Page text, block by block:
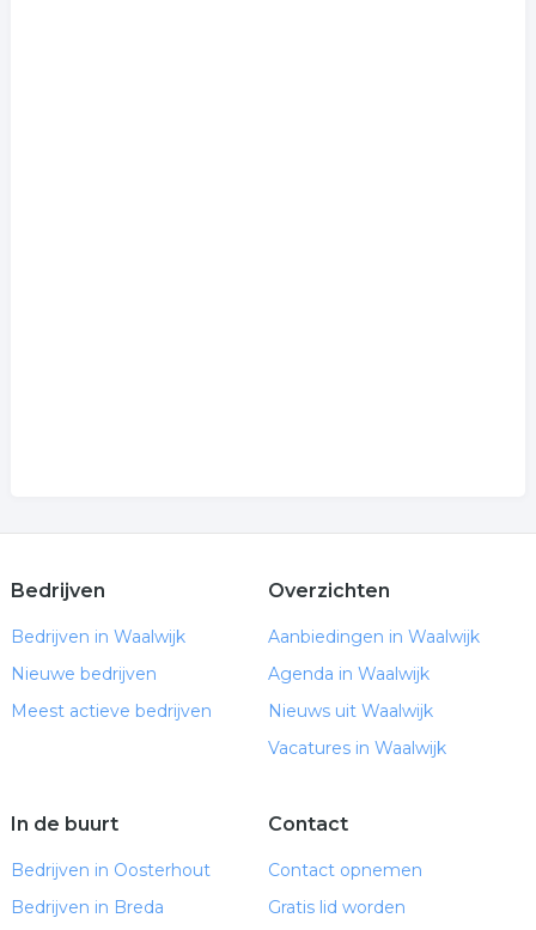
Bedrijven
Bedrijven in Waalwijk
Nieuwe bedrijven
Meest actieve bedrijven
Overzichten
Aanbiedingen in Waalwijk
Agenda in Waalwijk
Nieuws uit Waalwijk
Vacatures in Waalwijk
In de buurt
Bedrijven in Oosterhout
Bedrijven in Breda
Contact
Contact opnemen
Gratis lid worden